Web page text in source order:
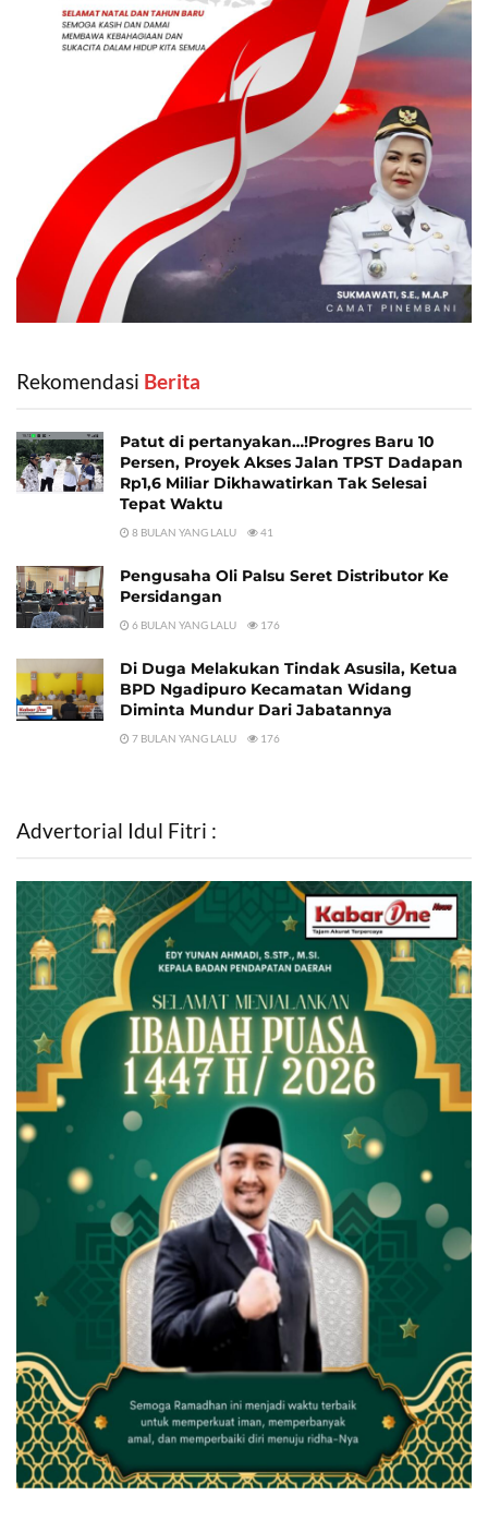
Rekomendasi ‎ Berita
Patut di pertanyakan…!Progres Baru 10
Persen, Proyek Akses Jalan TPST Dadapan
Rp1,6 Miliar Dikhawatirkan Tak Selesai
Tepat Waktu
8 BULAN YANG LALU 41
Pengusaha Oli Palsu Seret Distributor Ke
Persidangan
6 BULAN YANG LALU 176
Di Duga Melakukan Tindak Asusila, Ketua
BPD Ngadipuro Kecamatan Widang
Diminta Mundur Dari Jabatannya
7 BULAN YANG LALU 176
Advertorial Idul Fitri :